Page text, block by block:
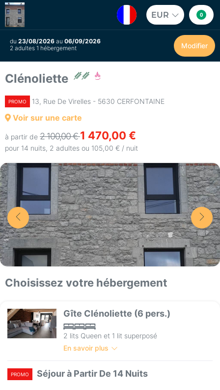
EUR 0
du 23/08/2026 au 06/09/2026
2 adultes 1 hébergement
Modifier
Clénoliette
PROMO 13, Rue De Virelles - 5630 CERFONTAINE
Voir sur une carte
à partir de 2 100,00 €1 470,00 €
pour 14 nuits, 2 adultes ou 105,00 € / nuit
Choisissez votre hébergement
Gîte Clénoliette (6 pers.)
2 lits Queen et 1 lit superposé
En savoir plus
PROMO Séjour à Partir De 14 Nuits